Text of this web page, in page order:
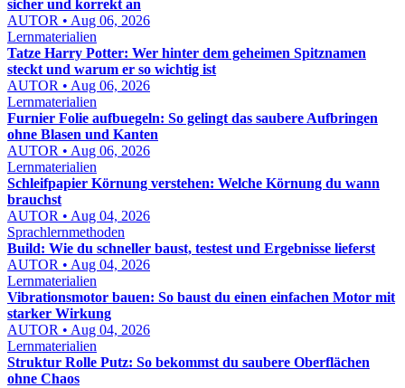
sicher und korrekt an
AUTOR • Aug 06, 2026
Lernmaterialien
Tatze Harry Potter: Wer hinter dem geheimen Spitznamen
steckt und warum er so wichtig ist
AUTOR • Aug 06, 2026
Lernmaterialien
Furnier Folie aufbuegeln: So gelingt das saubere Aufbringen
ohne Blasen und Kanten
AUTOR • Aug 06, 2026
Lernmaterialien
Schleifpapier Körnung verstehen: Welche Körnung du wann
brauchst
AUTOR • Aug 04, 2026
Sprachlernmethoden
Build: Wie du schneller baust, testest und Ergebnisse lieferst
AUTOR • Aug 04, 2026
Lernmaterialien
Vibrationsmotor bauen: So baust du einen einfachen Motor mit
starker Wirkung
AUTOR • Aug 04, 2026
Lernmaterialien
Struktur Rolle Putz: So bekommst du saubere Oberflächen
ohne Chaos